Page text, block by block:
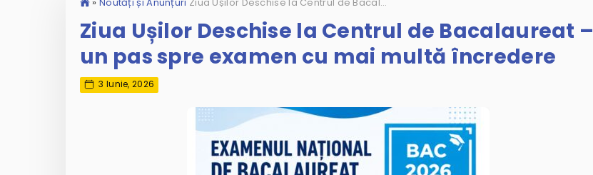
Ziua Ușilor Deschise la Centrul de Bacalaureat –
un pas spre examen cu mai multă încredere
3 Iunie, 2026